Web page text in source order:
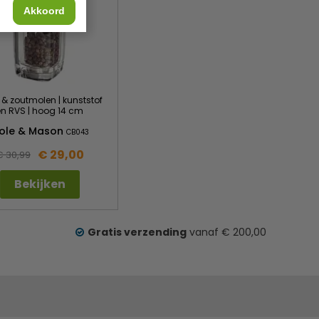
Akkoord
& zoutmolen | kunststof
RVS | hoog 14 cm
& Mason CB043
30,99 € 29,00
Bekijken
Gratis verzendingvanaf € 200,00